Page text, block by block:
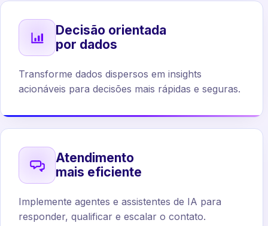
Decisão orientada
por dados
Transforme dados dispersos em insights
acionáveis para decisões mais rápidas e seguras.
Atendimento
mais eficiente
Implemente agentes e assistentes de IA para
responder, qualificar e escalar o contato.